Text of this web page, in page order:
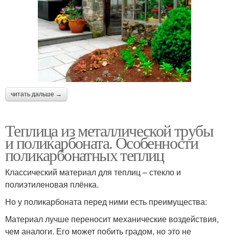
читать дальше →
Теплица из металлической трубы
и поликарбоната. Особенности
поликарбонатных теплиц
Классический материал для теплиц – стекло и
полиэтиленовая плёнка.
Но у поликарбоната перед ними есть преимущества:
Материал лучше переносит механические воздействия,
чем аналоги. Его может побить градом, но это не